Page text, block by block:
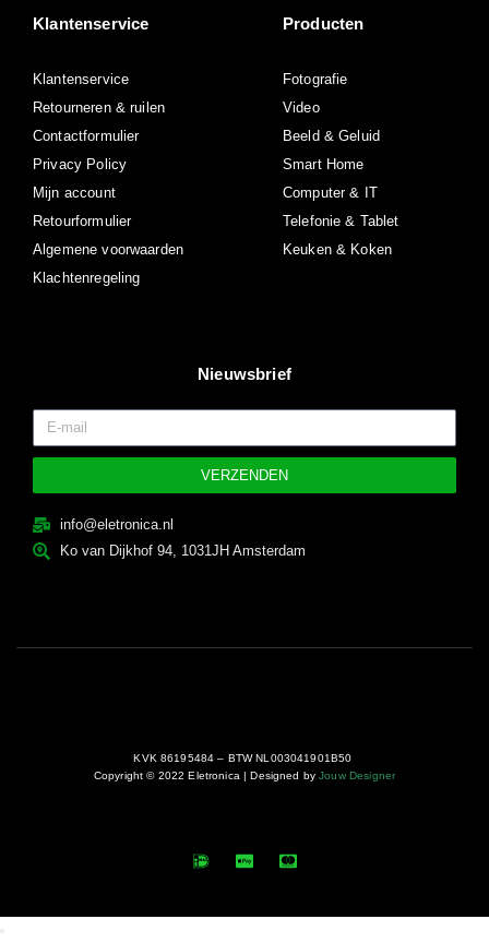
Klantenservice
Klantenservice
Retourneren & ruilen
Contactformulier
Privacy Policy
Mijn account
Retourformulier
Algemene voorwaarden
Klachtenregeling
Producten
Fotografie
Video
Beeld & Geluid
Smart Home
Computer & IT
Telefonie & Tablet
Keuken & Koken
Nieuwsbrief
VERZENDEN
info@eletronica.nl
Ko van Dijkhof 94, 1031JH Amsterdam
KVK 86195484 – BTW NL003041901B50
Copyright © 2022 Eletronica | Designed byJouw Designer